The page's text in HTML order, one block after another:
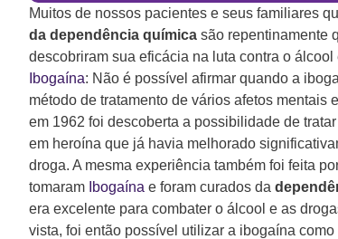
Muitos de nossos pacientes e seus familiares
da dependência química são repentinamente
descobriram sua eficácia na luta contra o álcool
Ibogaína: Não é possível afirmar quando a
método de tratamento de vários afetos mentais
em 1962 foi descoberta a possibilidade de
em heroína que já havia melhorado
droga. A mesma experiência também foi feita
tomaram Ibogaína e foram curados da
era excelente para combater o álcool e as
vista, foi então possível utilizar a ibogaína